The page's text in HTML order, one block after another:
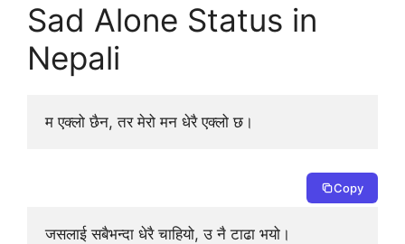
Sad Alone Status in
Nepali
म एक्लो छैन, तर मेरो मन धेरै एक्लो छ।
Copy
जसलाई सबैभन्दा धेरै चाहियो, उ नै टाढा भयो।